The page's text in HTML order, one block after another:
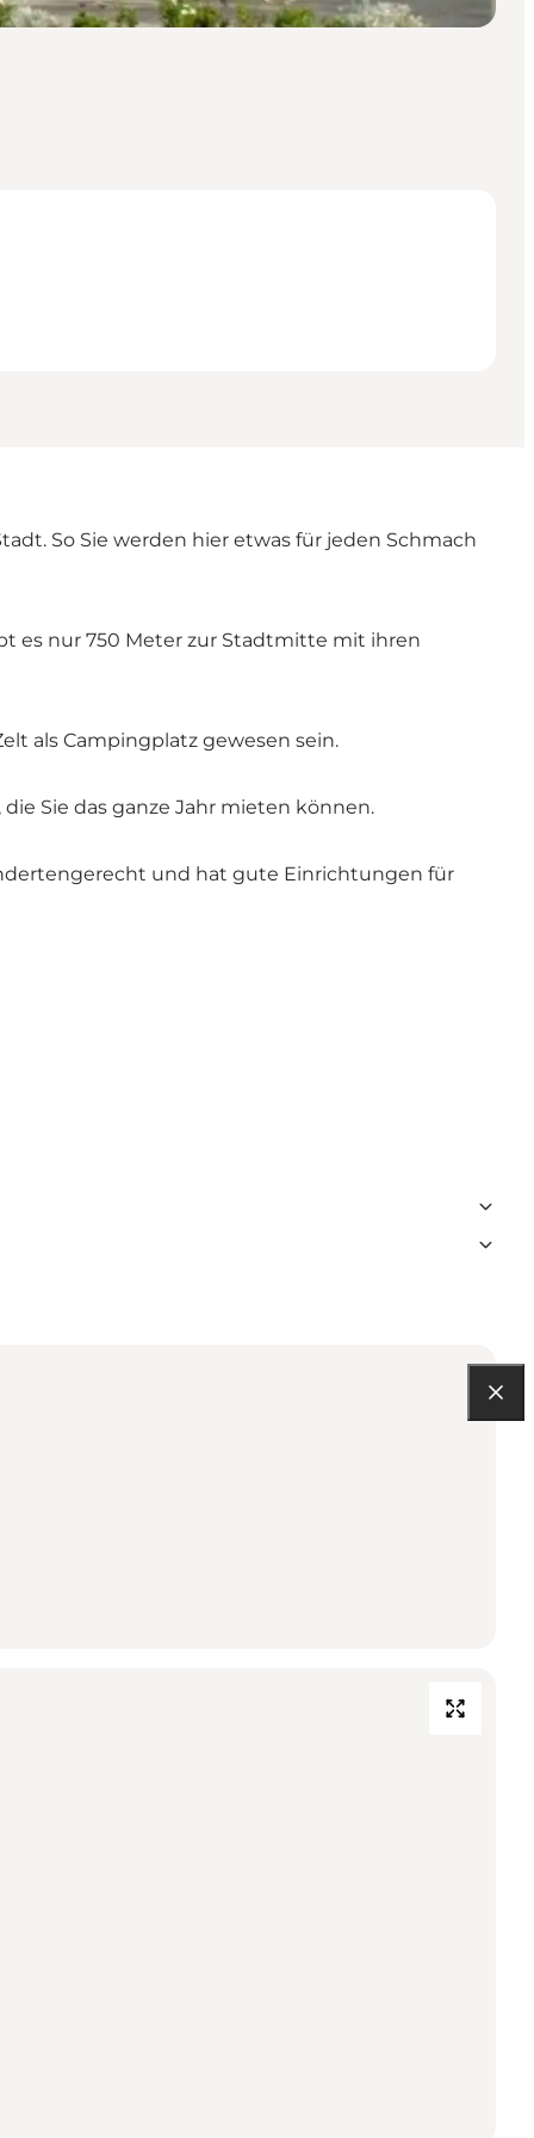
So Sie werden hier etwas für jeden Schmach
es nur 750 Meter zur Stadtmitte mit ihren
als Campingplatz gewesen sein.
Sie das ganze Jahr mieten können.
und hat gute Einrichtungen für